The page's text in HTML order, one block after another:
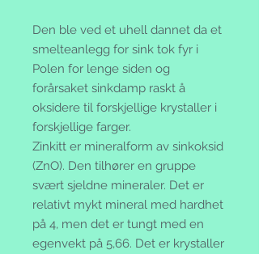
Den ble ved et uhell dannet da et
smelteanlegg for sink tok fyr i
Polen for lenge siden og
forårsaket sinkdamp raskt å
oksidere til forskjellige krystaller i
forskjellige farger.
Zinkitt er mineralform av sinkoksid
(ZnO). Den tilhører en gruppe
svært sjeldne mineraler. Det er
relativt mykt mineral med hardhet
på 4, men det er tungt med en
egenvekt på 5,66. Det er krystaller